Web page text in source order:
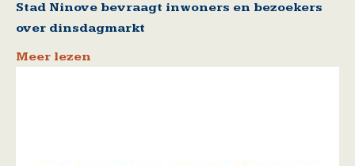
Stad Ninove bevraagt inwoners en bezoekers
over dinsdagmarkt
Meer lezen